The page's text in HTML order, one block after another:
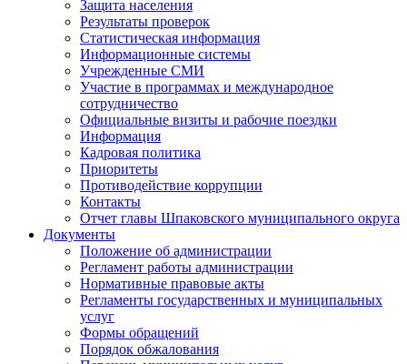
Защита населения
Результаты проверок
Статистическая информация
Информационные системы
Учрежденные СМИ
Участие в программах и международное
сотрудничество
Официальные визиты и рабочие поездки
Информация
Кадровая политика
Приоритеты
Противодействие коррупции
Контакты
Отчет главы Шпаковского муниципального округа
Документы
Положение об администрации
Регламент работы администрации
Нормативные правовые акты
Регламенты государственных и муниципальных
услуг
Формы обращений
Порядок обжалования